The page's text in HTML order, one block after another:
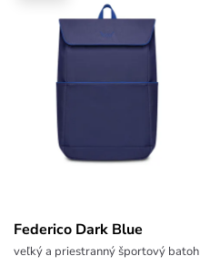
Federico Dark Blue
veľký a priestranný športový batoh